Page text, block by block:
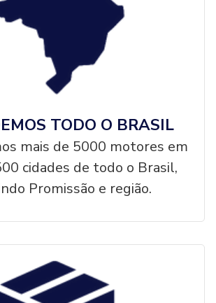
TODO O BRASIL
mais de 5000 motores em
cidades de todo o Brasil,
Promissão e região.